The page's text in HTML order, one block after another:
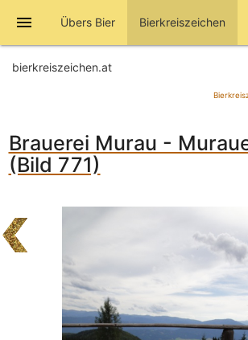
menu Übers Bier Bierkreiszeichen
bierkreiszeichen.at
Brauerei Murau -
(Bild 771)